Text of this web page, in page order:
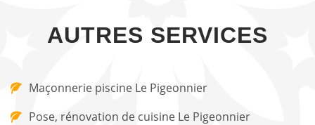
AUTRES SERVICES
Maçonnerie piscine Le Pigeonnier
Pose, rénovation de cuisine Le Pigeonnier